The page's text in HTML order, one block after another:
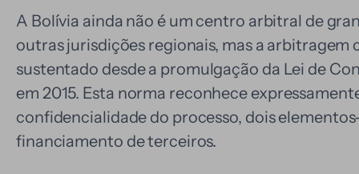
A Bolívia ainda não é um centro arbitral de
outras jurisdições regionais, mas a
sustentado desde a promulgação da Lei de
em 2015. Esta norma reconhece
confidencialidade do processo, dois
financiamento de terceiros.